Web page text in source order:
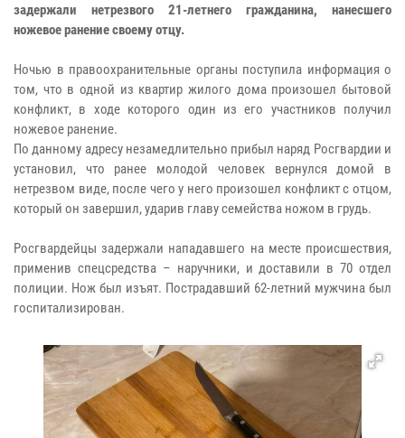
задержали нетрезвого 21-летнего гражданина, нанесшего
ножевое ранение своему отцу.
Ночью в правоохранительные органы поступила информация о
том, что в одной из квартир жилого дома произошел бытовой
конфликт, в ходе которого один из его участников получил
ножевое ранение.
По данному адресу незамедлительно прибыл наряд Росгвардии и
установил, что ранее молодой человек вернулся домой в
нетрезвом виде, после чего у него произошел конфликт с отцом,
который он завершил, ударив главу семейства ножом в грудь.
Росгвардейцы задержали нападавшего на месте происшествия,
применив спецсредства – наручники, и доставили в 70 отдел
полиции. Нож был изъят. Пострадавший 62-летний мужчина был
госпитализирован.